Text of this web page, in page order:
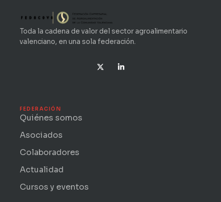
Toda la cadena de valor del sector agroalimentario
valenciano, en una sola federación.
X
- i
FEDERACIÓN
Quiénes somos
Asociados
Colaboradores
Actualidad
Cursos y eventos